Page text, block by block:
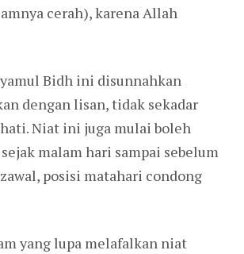
cerah), karena Allah
Bidh ini disunnahkan
dengan lisan, tidak sekadar
Niat ini juga mulai boleh
malam hari sampai sebelum
posisi matahari condong
yang lupa melafalkan niat